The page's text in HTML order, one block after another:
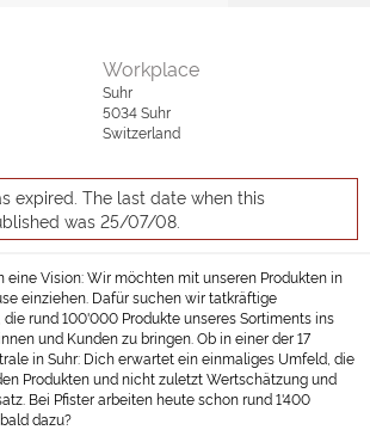
Workplace
Suhr
5034Suhr
Switzerland
expired. The last date when this
was 25/07/08.
eine Vision: Wir möchten mit unseren Produkten in
einziehen. Dafür suchen wir tatkräftige
rund 100'000 Produkte unseres Sortiments ins
und Kunden zu bringen. Ob in einer der 17
in Suhr: Dich erwartet ein einmaliges Umfeld, die
Produkten und nicht zuletzt Wertschätzung und
Bei Pfister arbeiten heute schon rund 1'400
dazu?